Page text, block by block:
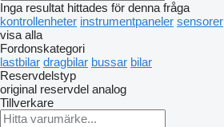
Inga resultat hittades för denna fråga
kontrollenheter instrumentpaneler sensorer
visa alla
Fordonskategori
lastbilar dragbilar bussar bilar
Reservdelstyp
original reservdel analog
Tillverkare